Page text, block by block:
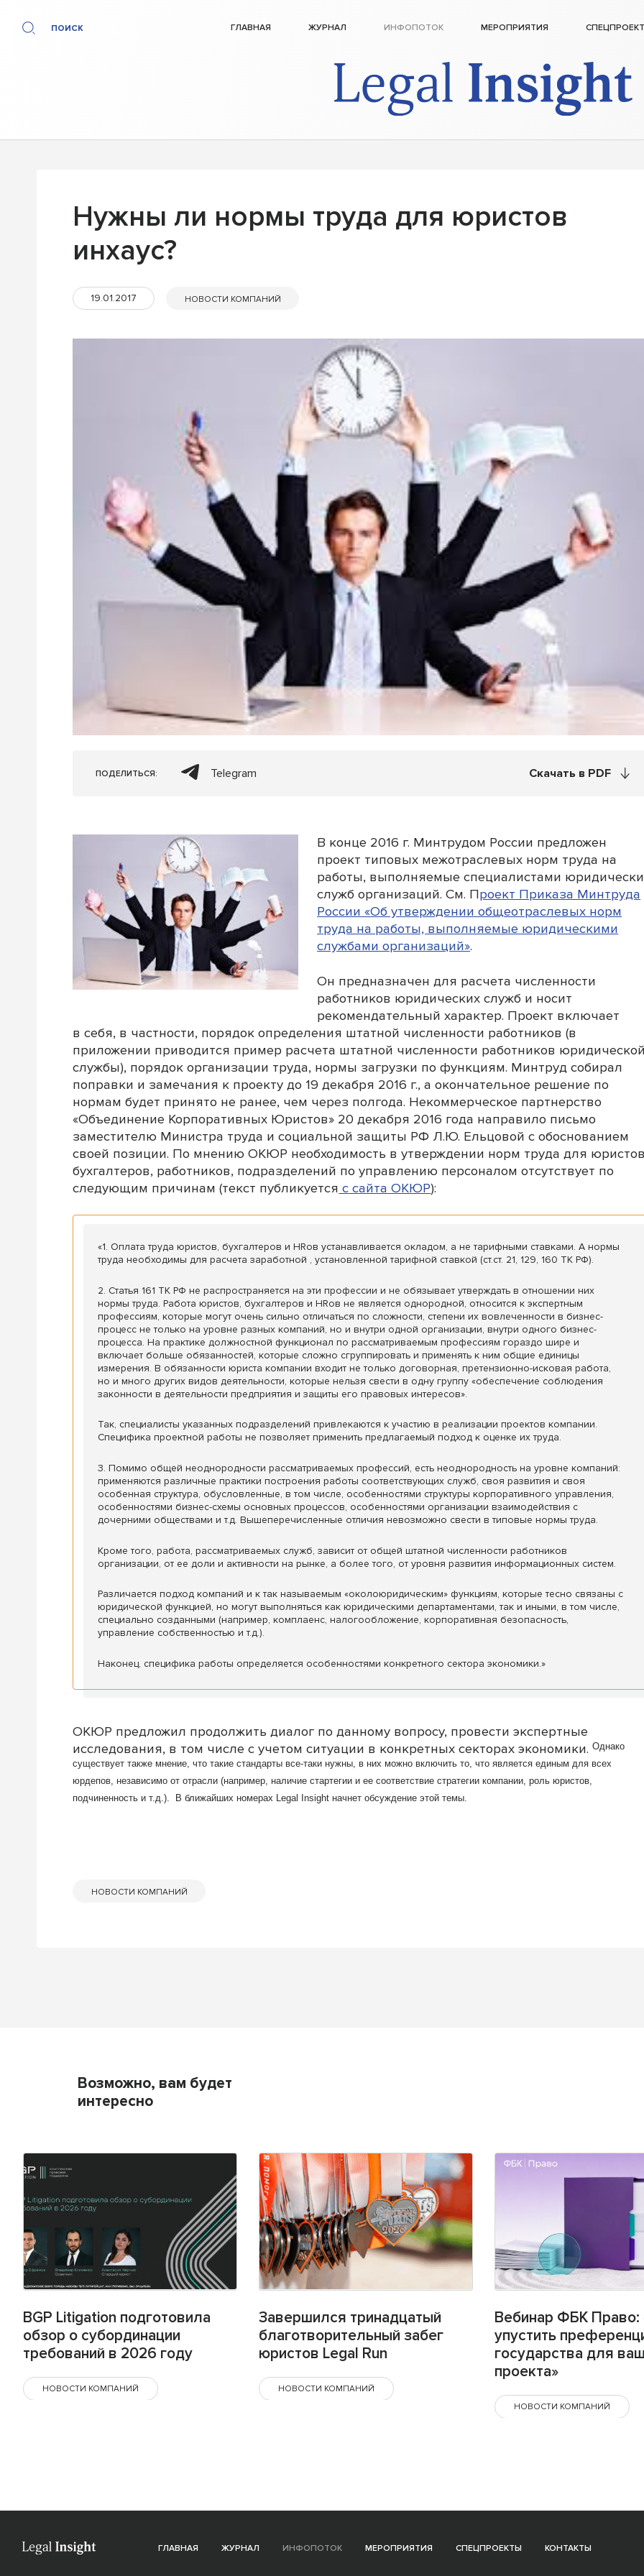
ПОИСК ГЛАВНАЯ ЖУРНАЛ ИНФОПОТОК МЕРОПРИЯТИЯ
Нужны ли нормы труда для юристов
инхаус?
19.01.2017 НОВОСТИ КОМПАНИЙ
ПОДЕЛИТЬСЯ: Telegram Скачать в PDF
В конце 2016 г. Минтрудом России предложен
проект типовых межотраслевых норм труда на
работы, выполняемые специалистами
служб организаций. См. Проект Приказа Минтруда
России «Об утверждении общеотраслевых норм
труда на работы, выполняемые юридическими
службами организаций».
Он предназначен для расчета численности
работников юридических служб и носит
рекомендательный характер. Проект включает
в себя, в частности, порядок определения штатной численности работников (в
приложении приводится пример расчета штатной численности работников
службы), порядок организации труда, нормы загрузки по функциям. Минтруд собирал
поправки и замечания к проекту до 19 декабря 2016 г., а окончательное решение по
нормам будет принято не ранее, чем через полгода. Некоммерческое партнерство
«Объединение Корпоративных Юристов» 20 декабря 2016 года направило письмо
заместителю Министра труда и социальной защиты РФ Л.Ю. Ельцовой с обоснованием
своей позиции. По мнению ОКЮР необходимость в утверждении норм труда для
бухгалтеров, работников, подразделений по управлению персоналом отсутствует по
следующим причинам (текст публикуется с сайта ОКЮР):
«1. Оплата труда юристов, бухгалтеров и HRов устанавливается окладом, а не тарифными ставками. А нормы
труда необходимы для расчета заработной , установленной тарифной ставкой (ст.ст. 21, 129, 160 ТК РФ).
2. Статья 161 ТК РФ не распространяется на эти профессии и не обязывает утверждать в отношении них
нормы труда. Работа юристов, бухгалтеров и HRов не является однородной, относится к экспертным
профессиям, которые могут очень сильно отличаться по сложности, степени их вовлеченности в бизнес-
процесс не только на уровне разных компаний, но и внутри одной организации, внутри одного бизнес-
процесса. На практике должностной функционал по рассматриваемым профессиям гораздо шире и
включает больше обязанностей, которые сложно сгруппировать и применять к ним общие единицы
измерения. В обязанности юриста компании входит не только договорная, претензионно-исковая работа,
но и много других видов деятельности, которые нельзя свести в одну группу «обеспечение соблюдения
законности в деятельности предприятия и защиты его правовых интересов».
Так, специалисты указанных подразделений привлекаются к участию в реализации проектов компании.
Специфика проектной работы не позволяет применить предлагаемый подход к оценке их труда.
3. Помимо общей неоднородности рассматриваемых профессий, есть неоднородность на уровне компаний:
применяются различные практики построения работы соответствующих служб, своя развития и своя
особенная структура, обусловленные, в том числе, особенностями структуры корпоративного управления,
особенностями бизнес-схемы основных процессов, особенностями организации взаимодействия с
дочерними обществами и т.д. Вышеперечисленные отличия невозможно свести в типовые нормы труда.
Кроме того, работа, рассматриваемых служб, зависит от общей штатной численности работников
организации, от ее доли и активности на рынке, а более того, от уровня развития информационных систем.
Различается подход компаний и к так называемым «околоюридическим» функциям, которые тесно связаны с
юридической функцией, но могут выполняться как юридическими департаментами, так и иными, в том числе,
специально созданными (например, комплаенс, налогообложение, корпоративная безопасность,
управление собственностью и т.д.).
Наконец, специфика работы определяется особенностями конкретного сектора экономики.»
ОКЮР предложил продолжить диалог по данному вопросу, провести экспертные
исследования, в том числе с учетом ситуации в конкретных секторах экономики.Однако
существует также мнение, что такие стандарты все-таки нужны, в них можно включить то, что является единым для всех
юрдепов, независимо от отрасли (например, наличие стартегии и ее соответствие стратегии компании, роль юристов,
подчиненность и т.д.). В ближайших номерах Legal Insight начнет обсуждение этой темы.
НОВОСТИ КОМПАНИЙ
Возможно, вам будет
интересно
BGP Litigation подготовила
обзор о субординации
требований в 2026 году
НОВОСТИ КОМПАНИЙ
Завершился тринадцатый
благотворительный забег
юристов Legal Run
НОВОСТИ КОМПАНИЙ
Вебинар ФБК Право:
упустить
государства для
проекта»
НОВОСТИ КОМПАНИЙ
ГЛАВНАЯ ЖУРНАЛ ИНФОПОТОК МЕРОПРИЯТИЯ СПЕЦПРОЕКТЫ КОНТАКТЫ